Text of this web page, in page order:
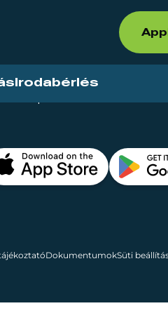
Irodabérlés
DokumentumokSüti